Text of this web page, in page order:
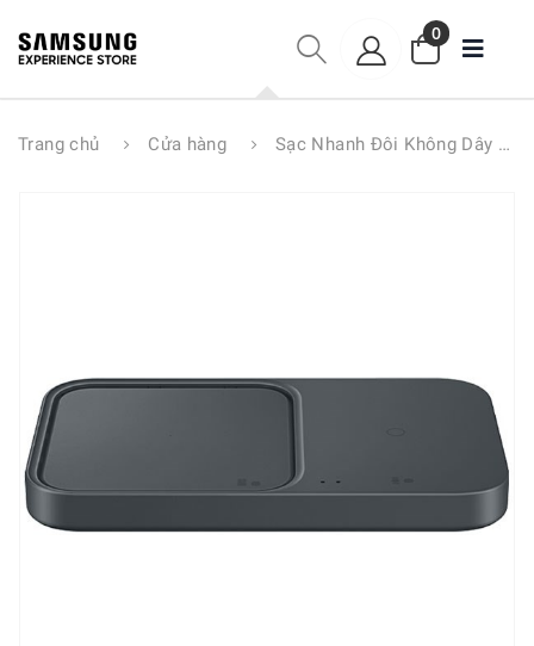
0
Trang chủ Cửa hàng Sạc Nhanh Đôi Không Dây Samsung EP-P5400